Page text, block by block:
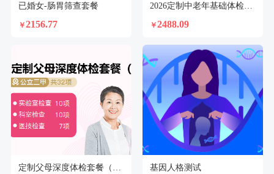
已婚女-肠胃筛查套餐
￥2156.77 ￥2488.09
基因人格测试